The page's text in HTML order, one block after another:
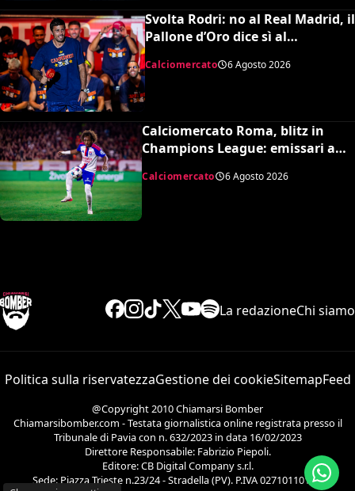
Svolta Rodri: no al Real Madrid, il
Pallone d’Oro dice sì al
Barcellona per 50 milioni
Calciomercato 6 Agosto 2026
Calciomercato Roma, blitz in
Champions League: emissari a
Calciomercato 6 Agosto 2026
La redazioneChi siamo
Politica sulla riservatezzaGestione dei cookieSitemapFeed
@Copyright 2010 Chiamarsi Bomber
Chiamarsibomber.com - Testata giornalistica online registrata presso il
Tribunale di Pavia con n. 632/2023 in data 16/02/2023
Direttore Responsabile: Fabrizio Piepoli.
Editore: CB Digital Company s.r.l.
Sede: Piazza Trieste n.23/24 - Stradella (PV). P.IVA 02710110186.